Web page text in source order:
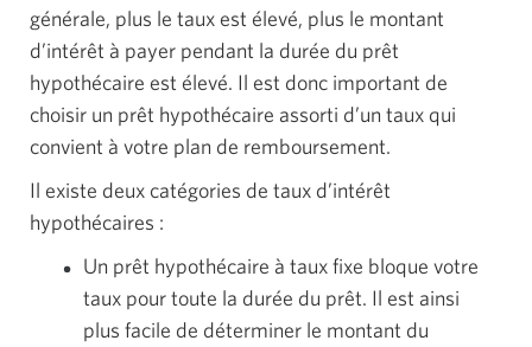
générale, plus le taux est élevé, plus le montant
d’intérêt à payer pendant la durée du prêt
hypothécaire est élevé. Il est donc important de
choisir un prêt hypothécaire assorti d’un taux qui
convient à votre plan de remboursement.
Il existe deux catégories de taux d’intérêt
hypothécaires :
Un prêt hypothécaire à taux fixe bloque votre
taux pour toute la durée du prêt. Il est ainsi
plus facile de déterminer le montant du